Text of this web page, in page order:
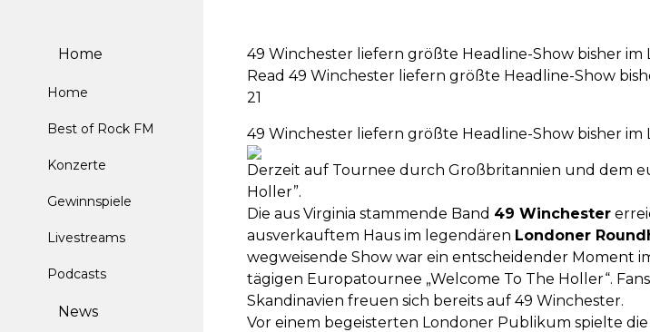
Home
Home
Best of Rock FM
Konzerte
Gewinnspiele
Livestreams
Podcasts
News
49 Winchester liefern größte Headline-Show bisher
Read 49 Winchester liefern größte Headline-Show
21
49 Winchester liefern größte Headline-Show bisher
Derzeit auf Tournee durch Großbritannien und dem
Holler”.
Die aus Virginia stammende Band 49 Winchester
ausverkauftem Haus im legendären Londoner
wegweisende Show war ein entscheidender Moment
tägigen Europatournee „Welcome To The Holler“.
Skandinavien freuen sich bereits auf 49 Winchester.
Vor einem begeisterten Londoner Publikum spielte